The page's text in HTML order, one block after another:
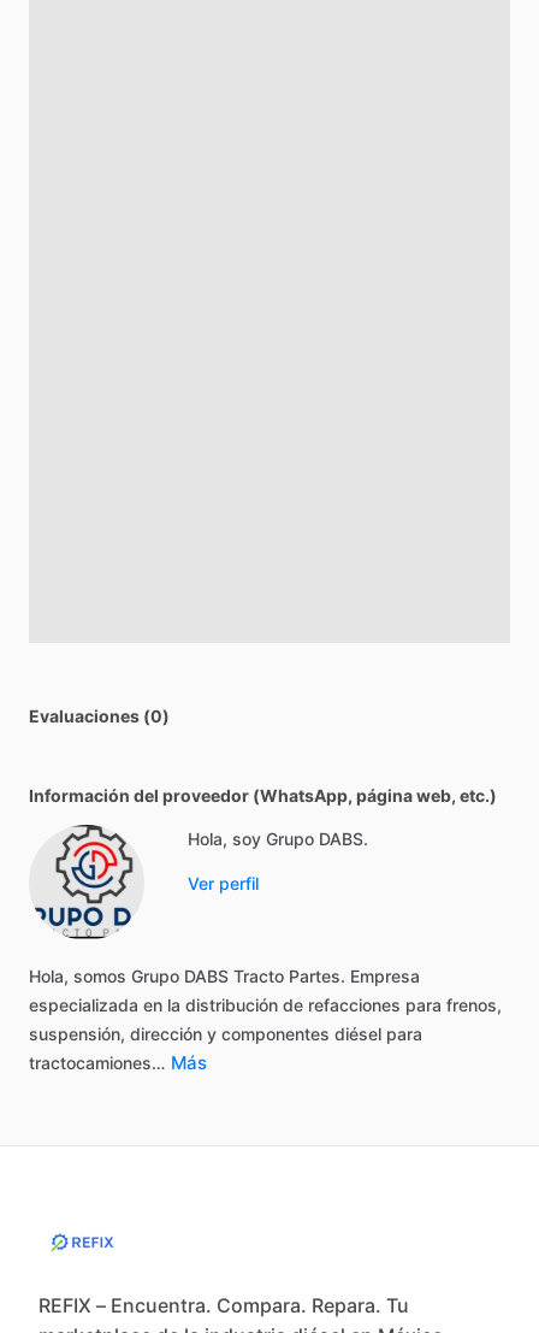
Evaluaciones (0)
Información del proveedor (WhatsApp, página web, etc.)
Hola, soy Grupo DABS.
Ver perfil
Hola, somos Grupo DABS Tracto Partes. Empresa
especializada en la distribución de refacciones para frenos,
suspensión, dirección y componentes diésel para
tractocamiones… Más
REFIX – Encuentra. Compara. Repara. Tu